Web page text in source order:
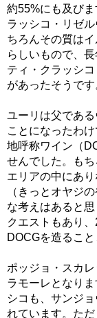
約55%にも及び
ラッシコ・リゼ
ちろんその質は
らしいもので、
ティ・クラッシ
があったそうです
ユーリは父であ
ことになったわ
地呼称ワイン（
せんでした。も
エリアの中にあ
（きっとオヤジ
な考えはあると
クエストもあり
DOCGを造ること
ポッジョ・スカ
ラモーレとなり
シコも、サンジ
れています。た